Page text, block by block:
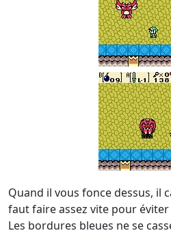
Quand il vous fonce dessus, il
faut faire assez vite pour
Les bordures bleues ne se